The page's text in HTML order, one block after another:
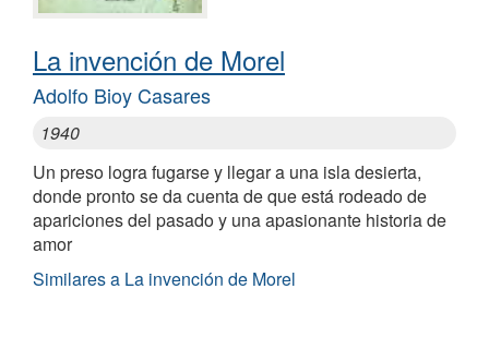
La invención de Morel
Adolfo Bioy Casares
1940
Un preso logra fugarse y llegar a una isla desierta,
donde pronto se da cuenta de que está rodeado de
apariciones del pasado y una apasionante historia de
amor
Similares a La invención de Morel